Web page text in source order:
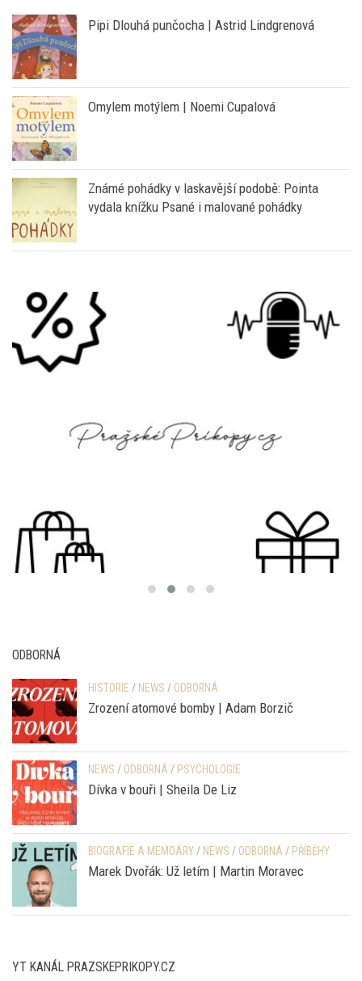
Pipi Dlouhá punčocha | Astrid Lindgrenová
Omylem motýlem | Noemi Cupalová
Známé pohádky v laskavější podobě: Pointa
vydala knížku Psané i malované pohádky
ODBORNÁ
Zrození atomové bomby | Adam Borzič
Dívka v bouři | Sheila De Liz